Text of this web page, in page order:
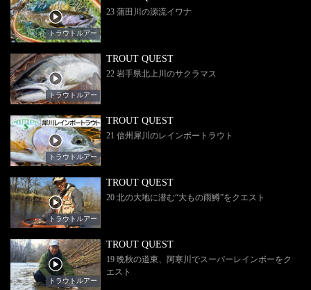
トラウトルアー
23 蒲田川の源流イワナ
トラウトルアー
TROUT QUEST
22 岩手県北上川のサクラマス
トラウトルアー
TROUT QUEST
21 信州犀川のレインボートラウト
トラウトルアー
TROUT QUEST
20 北の大地に潜む“大もの雨鱒”をクエスト
トラウトルアー
TROUT QUEST
19 晩秋の道東、阿寒川でスーパーレインボーをク
エスト